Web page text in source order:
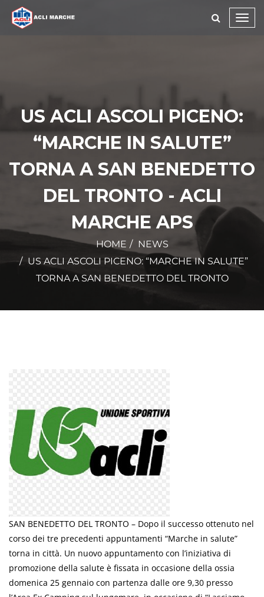
US ACLI ASCOLI PICENO:
“MARCHE IN SALUTE”
TORNA A SAN BENEDETTO
DEL TRONTO - ACLI
MARCHE APS
HOME
NEWS
US ACLI ASCOLI PICENO: “MARCHE IN SALUTE”
TORNA A SAN BENEDETTO DEL TRONTO
SAN BENEDETTO DEL TRONTO – Dopo il successo ottenuto nel
corso dei tre precedenti appuntamenti “Marche in salute”
torna in città. Un nuovo appuntamento con l’iniziativa di
promozione della salute è fissata in occasione della ossia
domenica 25 gennaio con partenza dalle ore 9,30 presso